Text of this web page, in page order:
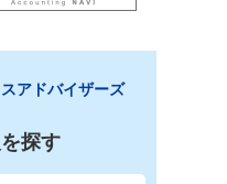
アドバイザーズ
探す